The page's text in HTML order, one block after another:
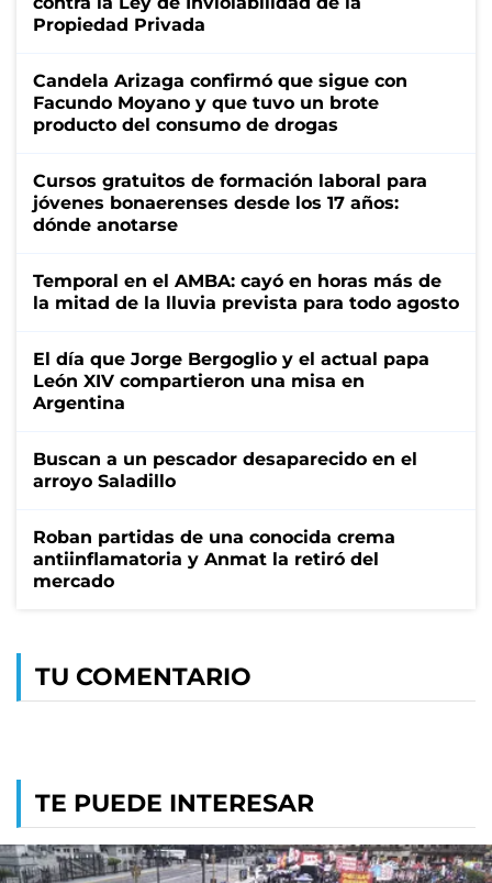
Propiedad Privada
Candela Arizaga confirmó que sigue con
Facundo Moyano y que tuvo un brote
producto del consumo de drogas
Cursos gratuitos de formación laboral para
jóvenes bonaerenses desde los 17 años:
dónde anotarse
Temporal en el AMBA: cayó en horas más de
la mitad de la lluvia prevista para todo agosto
El día que Jorge Bergoglio y el actual papa
León XIV compartieron una misa en
Argentina
Buscan a un pescador desaparecido en el
arroyo Saladillo
Roban partidas de una conocida crema
antiinflamatoria y Anmat la retiró del
mercado
TU COMENTARIO
TE PUEDE INTERESAR